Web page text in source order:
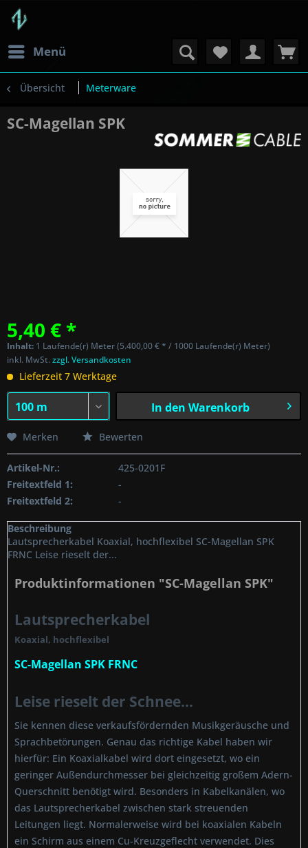
Menü
Übersicht Meterware
SC-Magellan SPK
5,40 € *
Inhalt: 1 Laufende(r) Meter (5.400,00 € * / 1000 Laufende(r) Meter)
inkl. MwSt.zzgl. Versandkosten
Lieferzeit 7 Werktage
In den Warenkorb
Merken Bewerten
Artikel-Nr.:
425-0201F
Freitextfeld 1:
-
Freitextfeld 2:
-
Beschreibung
Lautsprecherkabel Koaxial, hochflexibel SC-Magellan SPK
FRNC Leise rieselt der...
Produktinformationen "SC-Magellan SPK"
Lautsprecherkabel
Koaxial, hochflexibel
SC-Magellan SPK FRNC
Leise rieselt der Schnee...
Sie kennen diese verkaufsfördernden Musikgeräusche und
Sprachbetörungen. Genau das richtige Kabel haben wir
hierfür: Ein Koaxialkabel wird dort eingesetzt, wo ein
geringer Außendurchmesser bei gleichzeitig großem Adern-
Querschnitt benötigt wird. Besonders in Kabelkanälen, wo
das Lautsprecherkabel zwischen stark streuenden
Leitungen liegt. Normalerweise wird bei koaxialen Kabeln
ein Schirm aus einem Cu-Kreuzgeflecht verwendet. Dies